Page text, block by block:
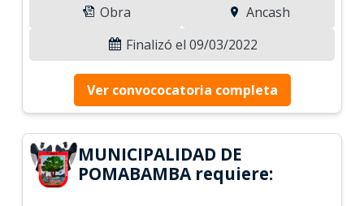
Obra
Ancash
Finalizó el 09/03/2022
Ver convococatoria completa
MUNICIPALIDAD DE
POMABAMBA requiere: